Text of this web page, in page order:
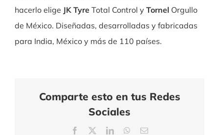
hacerlo elige JK Tyre Total Control y Tornel Orgullo
de México. Diseñadas, desarrolladas y fabricadas
para India, México y más de 110 países.
Comparte esto en tus Redes
Sociales
Facebook LinkedInWhatsApp
Correo